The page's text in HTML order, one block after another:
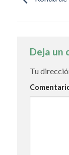
Deja un
Tu